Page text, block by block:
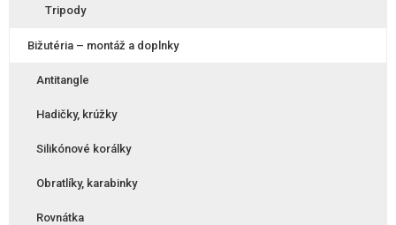
Tripody
Bižutéria – montáž a doplnky
Antitangle
Hadičky, krúžky
Silikónové korálky
Obratlíky, karabinky
Rovnátka